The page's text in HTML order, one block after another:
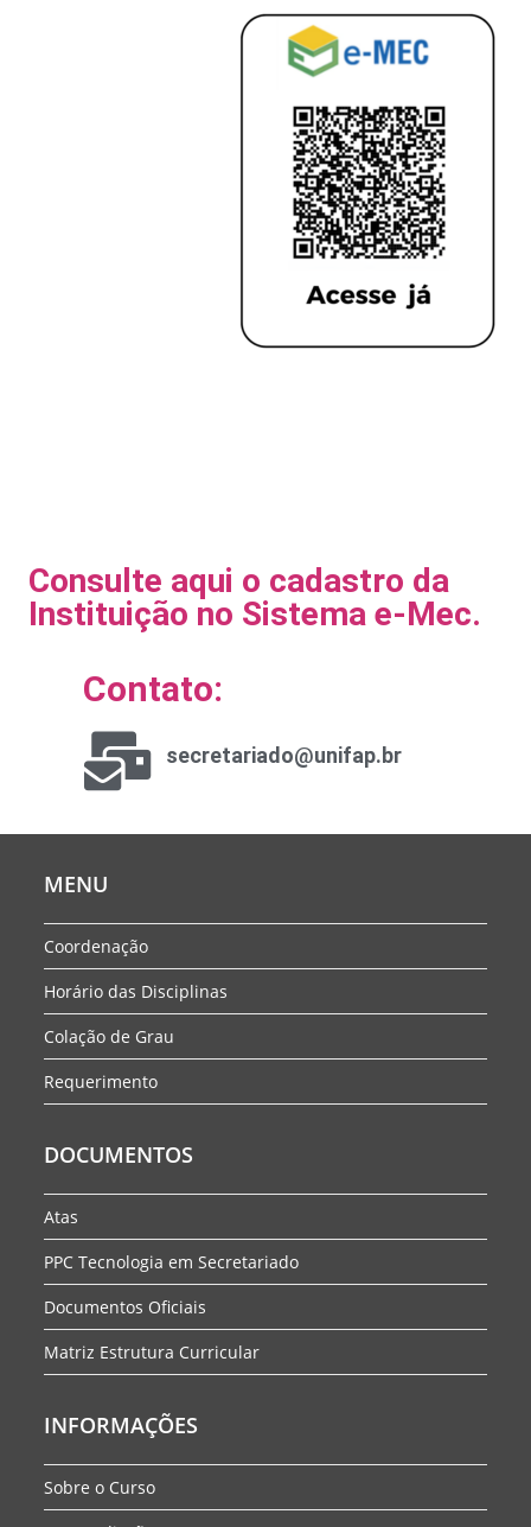
Consulte aqui o cadastro da
Instituição no Sistema e-Mec.
Contato:
secretariado@unifap.br
MENU
Coordenação
Horário das Disciplinas
Colação de Grau
Requerimento
DOCUMENTOS
Atas
PPC Tecnologia em Secretariado
Documentos Oficiais
Matriz Estrutura Curricular
INFORMAÇÕES
Sobre o Curso